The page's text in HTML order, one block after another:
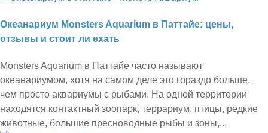
Океанариум Monsters Aquarium в Паттайе: цены,
отзывы и стоит ли ехать
Monsters Aquarium в Паттайе часто называют
океанариумом, хотя на самом деле это гораздо больше,
чем просто аквариумы с рыбами. На одной территории
находятся контактный зоопарк, террариум, птицы, редкие
животные, большие пресноводные рыбы и зоны,...